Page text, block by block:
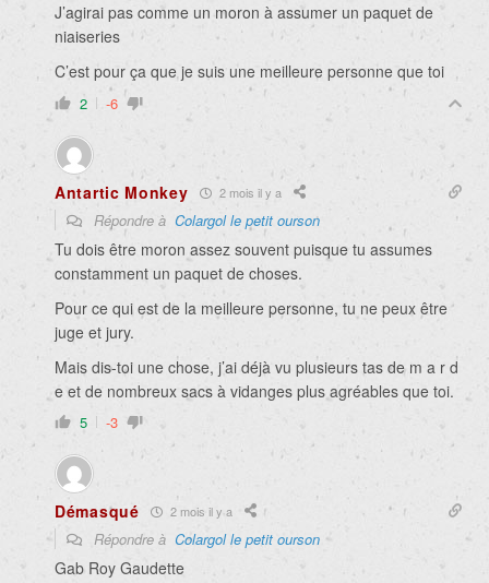
J’agirai pas comme un moron à assumer un paquet de
niaiseries
C’est pour ça que je suis une meilleure personne que toi
2 -6
Antartic Monkey 2 mois il y a
Répondre à Colargol le petit ourson
Tu dois être moron assez souvent puisque tu assumes
constamment un paquet de choses.
Pour ce qui est de la meilleure personne, tu ne peux être
juge et jury.
Mais dis-toi une chose, j’ai déjà vu plusieurs tas de m a r d
e et de nombreux sacs à vidanges plus agréables que toi.
5 -3
Démasqué 2 mois il y a
Répondre à Colargol le petit ourson
Gab Roy Gaudette